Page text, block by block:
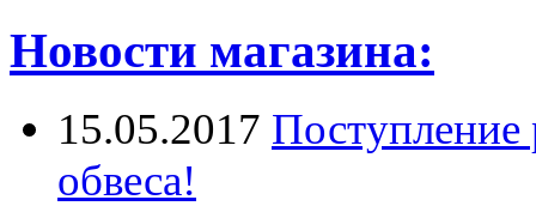
Новости магазина:
15.05.2017 Поступление
обвеса!